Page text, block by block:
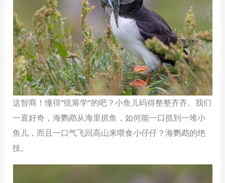
这智商！懂得“统筹学”的吧？小鱼儿码得整整齐齐。我们
一直好奇，海鹦鹉从海里抓鱼，如何能一口抓到一堆小
鱼儿，而且一口气飞回高山来喂食小仔仔？海鹦鹉的绝
技。